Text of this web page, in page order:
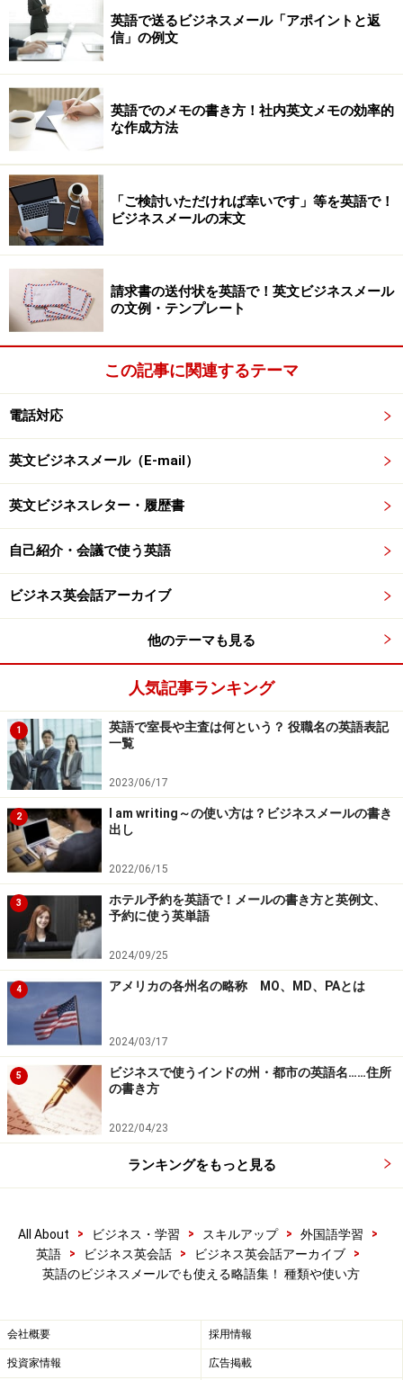
例としては、Mister⇒Mr. Mistress⇒Mrs. があげられ
ます。
ビジネスレターの場合、イギリスでは、MrとMrsのピリ
オドは、打たないのが通例。
＊ビジネスメールや、レターの場合、顔文字など、プラ
イベートや、携帯メールで多用されるようなアクロニム
は、むしろ避けるべきです。節度を持って使うとよいで
しょう。
まずは、一般的な略語からご紹介いたします。
一般的な略語
■通貨・数字・単位に関する略語
通貨・数字・単位に関する略語
略 語
Abbreviated from
Japanese
@
at (a price of )～
No.(Nos.
複数形）
number
stg. starling pound
pounds(weight)
ポンド（重量）
cwt. cwts. hundredweight
(=centum weight)
ハンドレッドウェイト
（重量）
M/T／
M.T.
metric ton
(=1,000kg)
メートル・トン、容積
oz.(ozs.複
数形）
an ounce(s)
cft. cube feet
■会社に関する略語
会社に関する略語
略 語 Abbreviated
from
Japanese
Inc. Incorporated
Ltd.
Limited
有限責任の／（主として英国）
Corp.
Corporation
＆
and Company ＊＊商会
ビジネス英文メールで使う略語
ビジネス英文メールでつかう略語
c.c.(cc／
C.C.)
carbon copy 写し
英語で送るビジネスメール「アポイントと返
信」の例文
英語でのメモの書き方！社内英文メモの効率的
な作成方法
「ご検討いただければ幸いです」等を英語で！
ビジネスメールの末文
請求書の送付状を英語で！英文ビジネスメール
の文例・テンプレート
この記事に関連するテーマ
電話対応
英文ビジネスメール（E-mail）
英文ビジネスレター・履歴書
自己紹介・会議で使う英語
ビジネス英会話アーカイブ
他のテーマも見る
人気記事ランキング
1
英語で室長や主査は何という？ 役職名の英語表記
一覧
2023/06/17
2
I am writing～の使い方は？ビジネスメールの書き
出し
2022/06/15
3
ホテル予約を英語で！メールの書き方と英例文、
予約に使う英単語
2024/09/25
4 アメリカの各州名の略称 MO、MD、PAとは
2024/03/17
5
ビジネスで使うインドの州・都市の英語名……住所
の書き方
2022/04/23
ランキングをもっと見る
All About > ビジネス・学習 > スキルアップ > 外国語学習
>
英語
> ビジネス英会話 > ビジネス英会話アーカイブ
>
英語のビジネスメールでも使える略語集！ 種類や使い方
会社概要 採用情報
投資家情報 広告掲載